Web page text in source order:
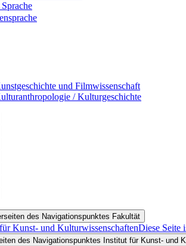
und Filmwissenschaft
/ Kulturgeschichte
des Navigationspunktes Fakultät
Kunst- und KulturwissenschaftenDiese Seite
des Navigationspunktes Institut für Kunst- und